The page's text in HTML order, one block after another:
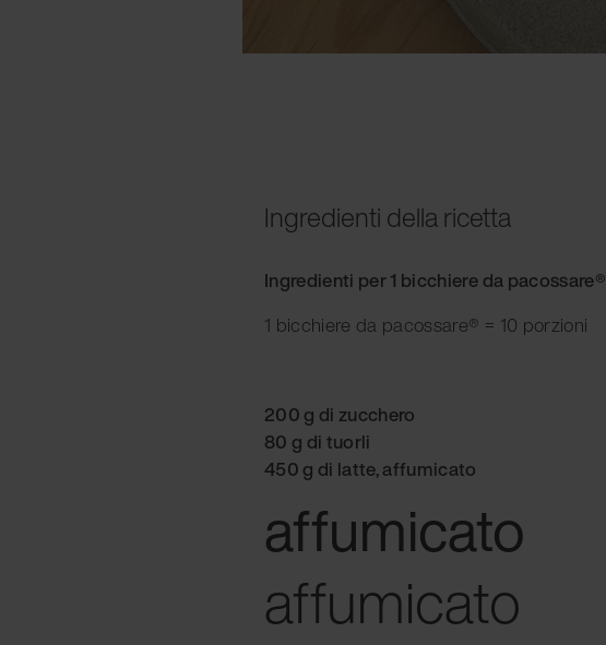
Ingredienti della ricetta
Ingredienti per 1 bicchiere da pacossare®
1 bicchiere da pacossare® = 10 porzioni
200 g di zucchero
80 g di tuorli
450 g di latte, affumicato
affumicato
affumicato